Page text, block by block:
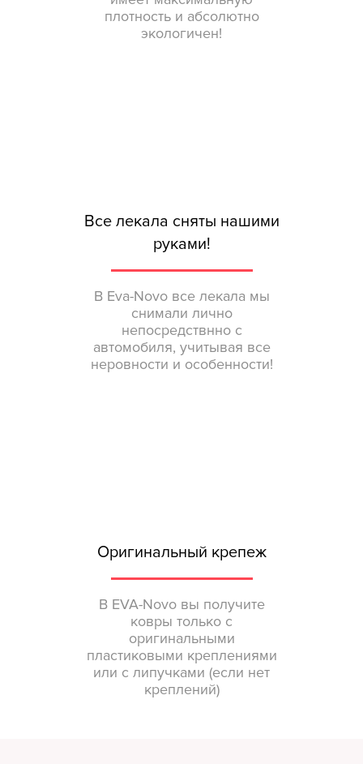
плотность и абсолютно
экологичен!
Все лекала сняты нашими
руками!
В Eva-Novo все лекала мы
снимали лично
непосредствнно с
автомобиля, учитывая все
неровности и особенности!
Оригинальный крепеж
В EVA-Novo вы получите
ковры только с
оригинальными
пластиковыми креплениями
или с липучками (если нет
креплений)